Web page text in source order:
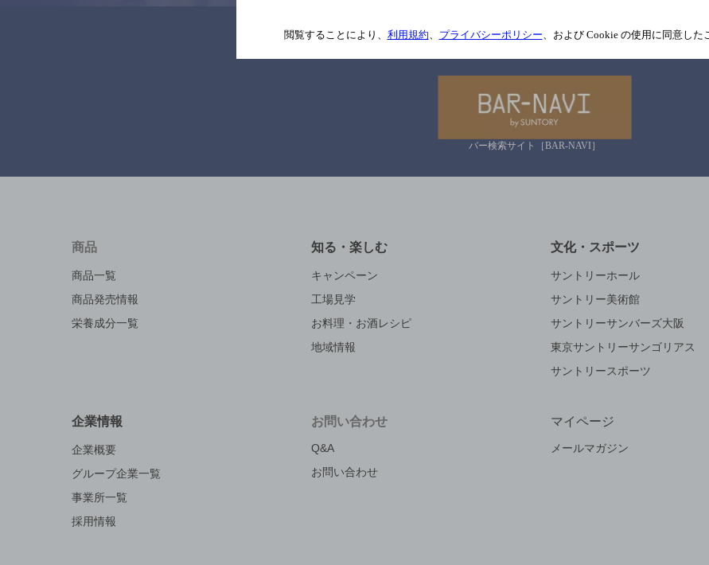
関連リンク
バー検索サイト［BAR-NAVI］
商品
商品一覧
商品発売情報
栄養成分一覧
知る・楽しむ
キャンペーン
工場見学
お料理・お酒レシピ
地域情報
文化・スポーツ
サントリーホール
サントリー美術館
サントリーサンバーズ大阪
東京サントリーサンゴリアス
サントリースポーツ
企業情報
企業概要
グループ企業一覧
事業所一覧
採用情報
お問い合わせ
Q&A
お問い合わせ
マイページ
メールマガジン
閲覧することにより、 利用規約、 プライバシーポリシー、および Cookie の使用に同意した